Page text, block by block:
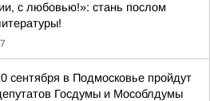
с любовью!»: стань послом
сентября в Подмосковье пройдут
Госдумы и Мособлдумы